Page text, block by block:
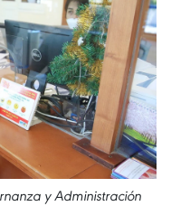
y Administración